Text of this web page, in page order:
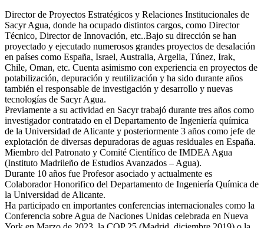
Director de Proyectos Estratégicos y Relaciones Institucionales de
Sacyr Agua, donde ha ocupado distintos cargos, como Director
Técnico, Director de Innovación, etc..Bajo su dirección se han
proyectado y ejecutado numerosos grandes proyectos de desalación
en países como España, Israel, Australia, Argelia, Túnez, Irak,
Chile, Oman, etc. Cuenta asimismo con experiencia en proyectos de
potabilización, depuración y reutilización y ha sido durante años
también el responsable de investigación y desarrollo y nuevas
tecnologías de Sacyr Agua.
Previamente a su actividad en Sacyr trabajó durante tres años como
investigador contratado en el Departamento de Ingeniería química
de la Universidad de Alicante y posteriormente 3 años como jefe de
explotación de diversas depuradoras de aguas residuales en España.
Miembro del Patronato y Comité Científico de IMDEA Agua
(Instituto Madrileño de Estudios Avanzados – Agua).
Durante 10 años fue Profesor asociado y actualmente es
Colaborador Honorifico del Departamento de Ingeniería Química de
la Universidad de Alicante.
Ha participado en importantes conferencias internacionales como la
Conferencia sobre Agua de Naciones Unidas celebrada en Nueva